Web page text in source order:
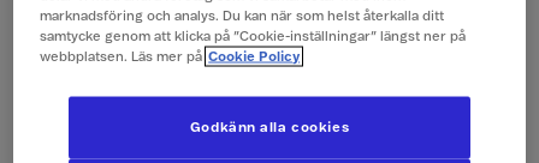
(Surfpass)
marknadsföring och analys. Du kan när som helst återkalla ditt
samtycke genom att klicka på ”Cookie-inställningar” längst ner på
webbplatsen. Läs mer på Cookie Policy
Godkänn alla cookies